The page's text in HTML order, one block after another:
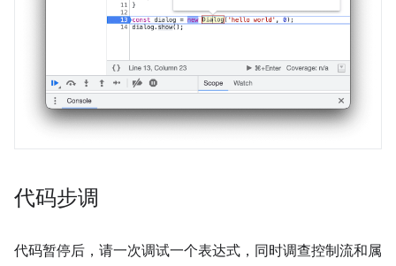
代码步调
代码暂停后，请一次调试一个表达式，同时调查控制流和属